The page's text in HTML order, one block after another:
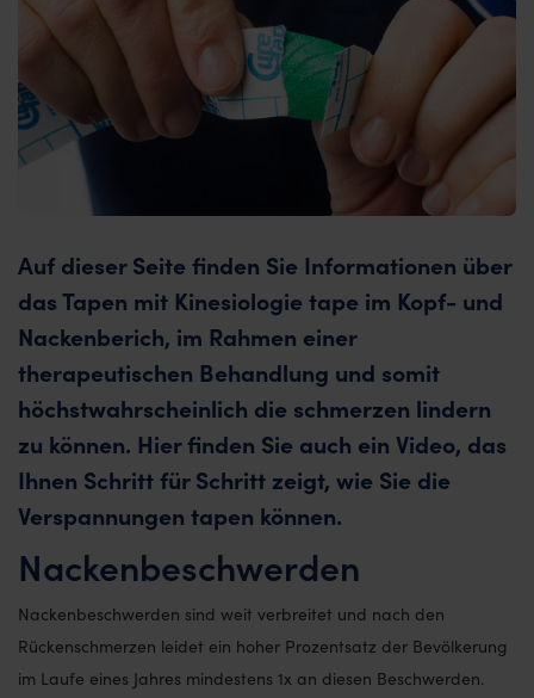
Auf dieser Seite finden Sie Informationen über
das Tapen mit Kinesiologie tape im Kopf- und
Nackenberich, im Rahmen einer
therapeutischen Behandlung und somit
höchstwahrscheinlich die schmerzen lindern
zu können. Hier finden Sie auch ein Video, das
Ihnen Schritt für Schritt zeigt, wie Sie die
Verspannungen tapen können.
Nackenbeschwerden
Nackenbeschwerden sind weit verbreitet und nach den
Rückenschmerzen leidet ein hoher Prozentsatz der Bevölkerung
im Laufe eines Jahres mindestens 1x an diesen Beschwerden.